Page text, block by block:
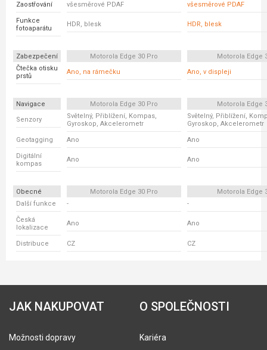
Zaostřování všesměrové PDAF všesměrové PDAF
Funkce
fotoaparátu
HDR, blesk HDR, blesk
Zabezpečení Motorola Edge 30 Pro
Motorola Edge
Čtečka otisku
prstů
Ano, na rámečku Ano, v displeji
Navigace Motorola Edge 30 Pro
Motorola Edge
Senzory
Světelný, Přiblížení, Kompas,
Gyroskop, Akcelerometr
Světelný, Přiblížení,
Gyroskop, Akcelerometr
Geotagging Ano Ano
Digitální
kompas
Ano Ano
Obecné Motorola Edge 30 Pro
Motorola Edge
Další funkce
- -
Česká
lokalizace
Ano Ano
Distribuce CZ CZ
JAK NAKUPOVAT
Možnosti dopravy
O SPOLEČNOSTI
Kariéra